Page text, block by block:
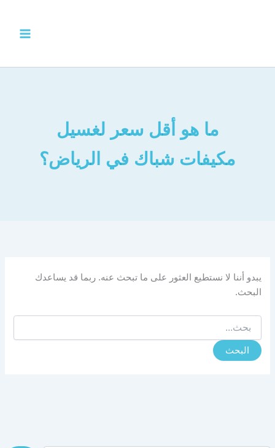
ما هو أقل سعر لغسيل
مكيفات شباك في الرياض؟
يبدو أننا لا نستطيع العثور على ما تبحث عنه. ربما قد يساعدك
البحث.
عن: